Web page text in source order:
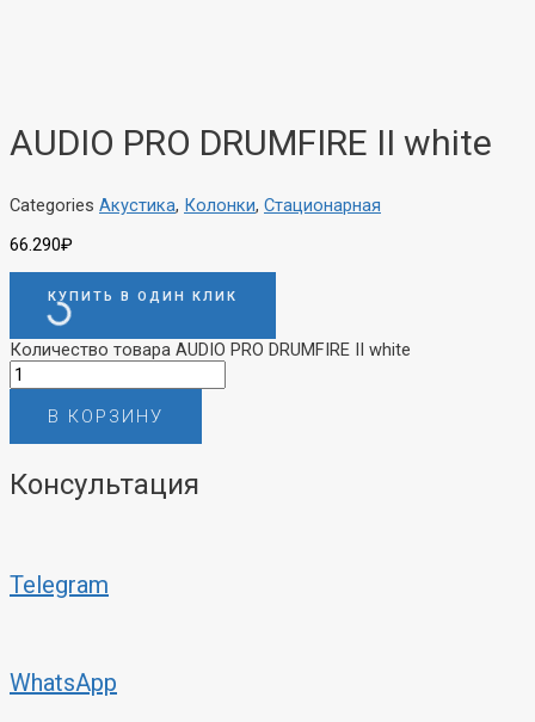
AUDIO PRO DRUMFIRE II white
Categories Акустика, Колонки, Стационарная
66.290₽
КУПИТЬ В ОДИН КЛИК
Количество товара AUDIO PRO DRUMFIRE II white
В КОРЗИНУ
Консультация
Telegram
WhatsApp